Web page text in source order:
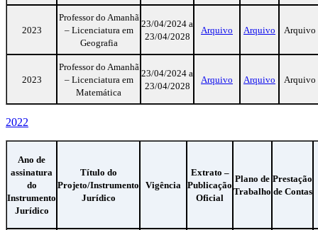
2023
Professor do Amanhã
– Licenciatura em
Geografia
23/04/2024 a
23/04/2028
Arquivo Arquivo Arquivo
2023
Professor do Amanhã
– Licenciatura em
Matemática
23/04/2024 a
23/04/2028
Arquivo Arquivo Arquivo
2022
Ano de
assinatura
do
Instrumento
Jurídico
Título do
Projeto/Instrumento
Jurídico
Vigência
Extrato –
Publicação
Oficial
Plano de
Trabalho
Prestação
de Contas